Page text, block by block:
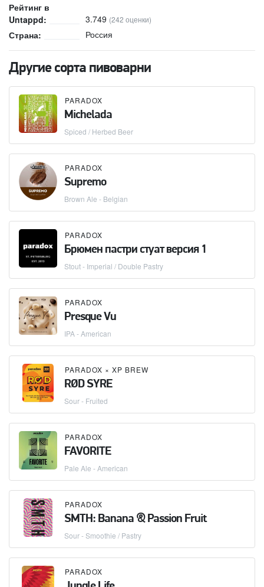
Рейтинг в
Untappd:
3.749 (242 оценки)
Страна: Россия
Другие сорта пивоварни
PARADOX
Michelada
Spiced / Herbed Beer
PARADOX
Supremo
Brown Ale - Belgian
PARADOX
Брюмен пастри стуат версия 1
Stout - Imperial / Double Pastry
PARADOX
Presque Vu
IPA - American
PARADOX × XP BREW
RØD SYRE
Sour - Fruited
PARADOX
FAVORITE
Pale Ale - American
PARADOX
SMTH: Banana & Passion Fruit
Sour - Smoothie / Pastry
PARADOX